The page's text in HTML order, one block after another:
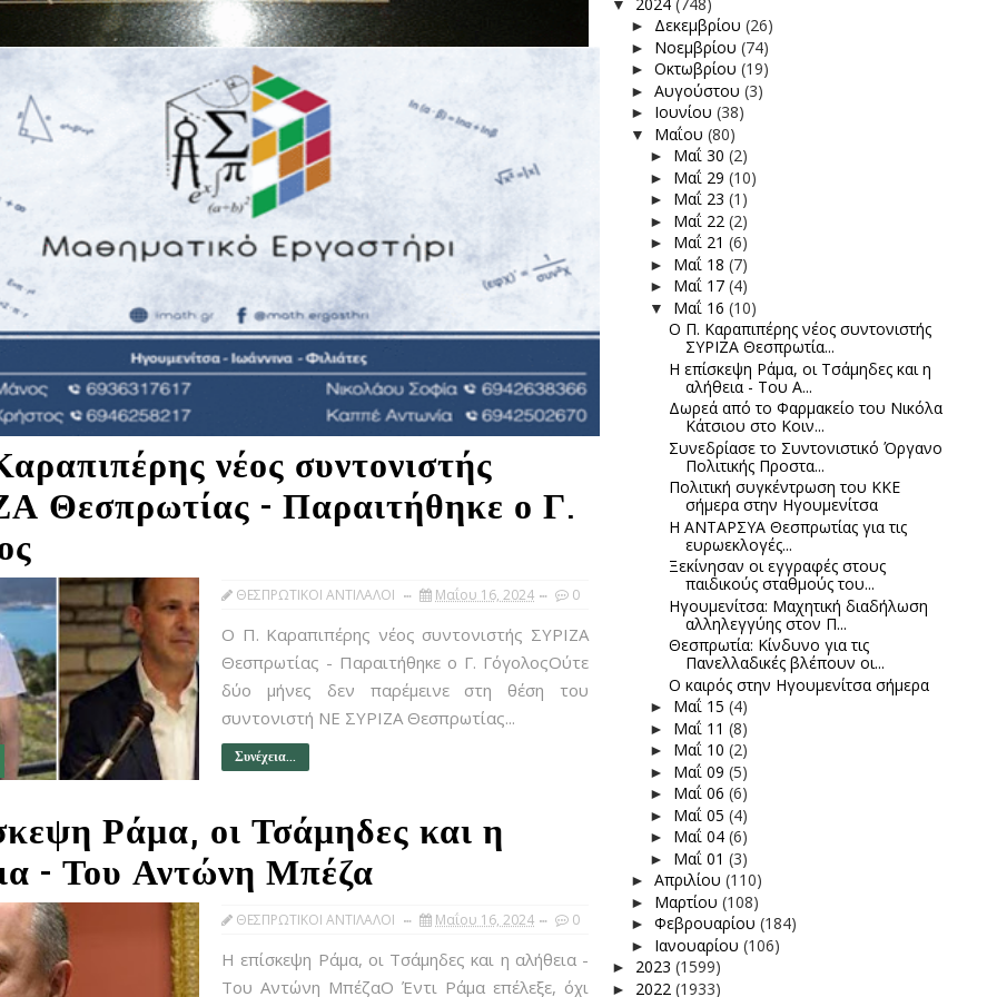
νέος συντονιστής
Θεσπρωτίας - Παραιτήθηκε ο Γ.
ΘΕΣΠΡΩΤΙΚΟΙ ΑΝΤΙΛΑΛΟΙ Μαΐου 16, 2024 0
Ο Π. Καραπιπέρης νέος συντονιστής ΣΥΡΙΖΑ
Θεσπρωτίας - Παραιτήθηκε ο Γ. ΓόγολοςΟύτε
δύο μήνες δεν παρέμεινε στη θέση του
συντονιστή ΝΕ ΣΥΡΙΖΑ Θεσπρωτίας...
Συνέχεια...
Ράμα, οι Τσάμηδες και η
- Του Αντώνη Μπέζα
ΘΕΣΠΡΩΤΙΚΟΙ ΑΝΤΙΛΑΛΟΙ Μαΐου 16, 2024 0
Η επίσκεψη Ράμα, οι Τσάμηδες και η αλήθεια -
Του Αντώνη ΜπέζαΟ Έντι Ράμα επέλεξε, όχι
▼
► Δεκεμβρίου (26)
► Νοεμβρίου (74)
► Οκτωβρίου (19)
► Αυγούστου (3)
► Ιουνίου (38)
▼ Μαΐου (80)
► Μαΐ 30 (2)
► Μαΐ 29 (10)
► Μαΐ 23 (1)
► Μαΐ 22 (2)
► Μαΐ 21 (6)
► Μαΐ 18 (7)
► Μαΐ 17 (4)
▼ Μαΐ 16 (10)
Ο Π. Καραπιπέρης νέος συντονιστής
ΣΥΡΙΖΑ Θεσπρωτία...
Η επίσκεψη Ράμα, οι Τσάμηδες και η
αλήθεια - Του Α...
Δωρεά από το Φαρμακείο του Νικόλα
Κάτσιου στο Κοιν...
Συνεδρίασε το Συντονιστικό Όργανο
Πολιτικής Προστα...
Πολιτική συγκέντρωση του ΚΚΕ
σήμερα στην Ηγουμενίτσα
Η ΑΝΤΑΡΣΥΑ Θεσπρωτίας για τις
ευρωεκλογές...
Ξεκίνησαν οι εγγραφές στους
παιδικούς σταθμούς του...
Ηγουμενίτσα: Μαχητική διαδήλωση
αλληλεγγύης στον Π...
Θεσπρωτία: Κίνδυνο για τις
Πανελλαδικές βλέπουν οι...
Ο καιρός στην Ηγουμενίτσα σήμερα
► Μαΐ 15 (4)
► Μαΐ 11 (8)
► Μαΐ 10 (2)
► Μαΐ 09 (5)
► Μαΐ 06 (6)
► Μαΐ 05 (4)
► Μαΐ 04 (6)
► Μαΐ 01 (3)
► Απριλίου (110)
► Μαρτίου (108)
► Φεβρουαρίου (184)
► Ιανουαρίου (106)
► 2023 (1599)
► 2022 (1933)